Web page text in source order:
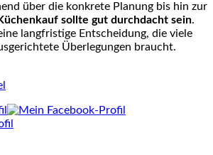
über die konkrete Planung bis hin zur
sollte gut durchdacht sein.
langfristige Entscheidung, die viele
Überlegungen braucht.